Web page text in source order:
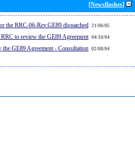
[Newsflashes]
21/06/05
the RRC-06-Rev.GE89 dispatched...
04/10/04
to review the GE89 Agreement
02/08/04
the GE89 Agreement - Consultation